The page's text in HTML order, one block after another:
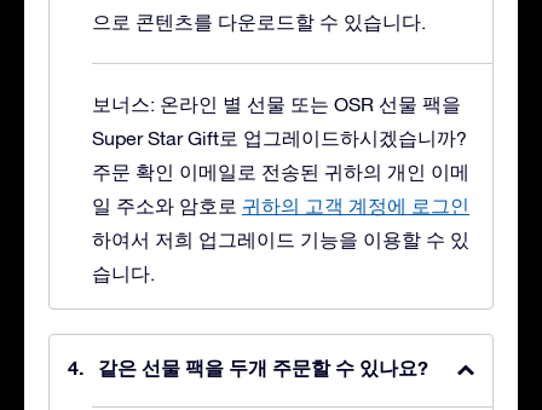
으로 콘텐츠를 다운로드할 수 있습니다.
보너스: 온라인 별 선물 또는 OSR 선물 팩을
Super Star Gift로 업그레이드하시겠습니까?
주문 확인 이메일로 전송된 귀하의 개인 이메
일 주소와 암호로 귀하의 고객 계정에 로그인
하여서 저희 업그레이드 기능을 이용할 수 있
습니다.
같은 선물 팩을 두개 주문할 수 있나요?